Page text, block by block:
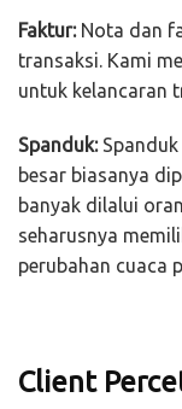
Faktur:Nota dan
transaksi. Kami
untuk kelancaran
Spanduk:Spanduk
besar biasanya
banyak dilalui
seharusnya
perubahan cuaca
Client